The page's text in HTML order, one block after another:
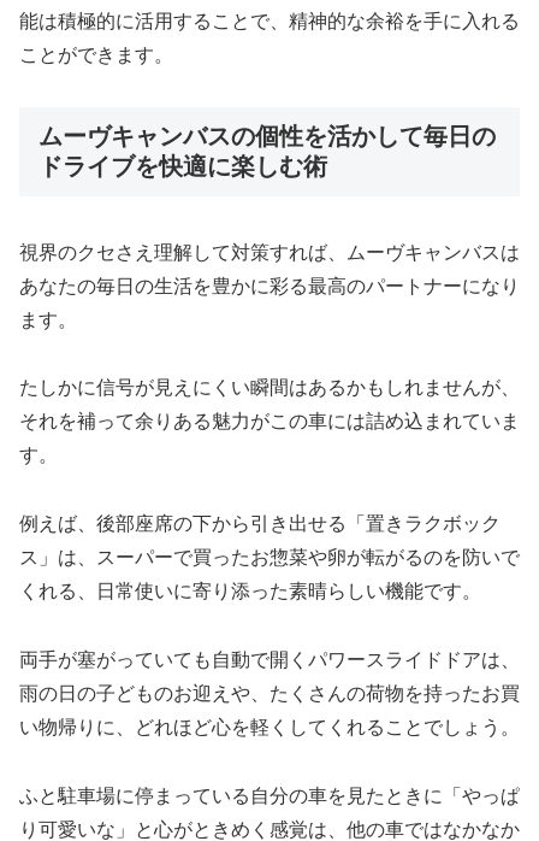
能は積極的に活用することで、精神的な余裕を手に入れる
ことができます。
ムーヴキャンバスの個性を活かして毎日の
ドライブを快適に楽しむ術
視界のクセさえ理解して対策すれば、ムーヴキャンバスは
あなたの毎日の生活を豊かに彩る最高のパートナーになり
ます。
たしかに信号が見えにくい瞬間はあるかもしれませんが、
それを補って余りある魅力がこの車には詰め込まれていま
す。
例えば、後部座席の下から引き出せる「置きラクボック
ス」は、スーパーで買ったお惣菜や卵が転がるのを防いで
くれる、日常使いに寄り添った素晴らしい機能です。
両手が塞がっていても自動で開くパワースライドドアは、
雨の日の子どものお迎えや、たくさんの荷物を持ったお買
い物帰りに、どれほど心を軽くしてくれることでしょう。
ふと駐車場に停まっている自分の車を見たときに「やっぱ
り可愛いな」と心がときめく感覚は、他の車ではなかなか